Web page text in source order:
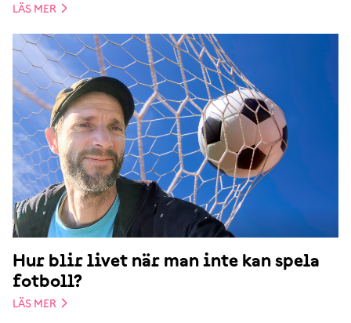
LÄS MER
Hur blir livet när man inte kan spela
fotboll?
LÄS MER